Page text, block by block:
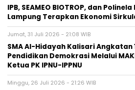
IPB, SEAMEO BIOTROP, dan
Lampung Terapkan Ekonomi
Jumat, 31 Juli 2026 - 21:08 WIB
SMA Al-Hidayah Kalisari Angkatan
Pendidikan Demokrasi Melalui
Ketua PK IPNU-IPPNU
Minggu, 26 Juli 2026 - 21:26 WIB